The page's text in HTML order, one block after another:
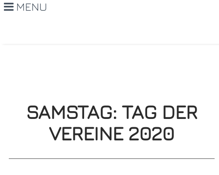
MENU
SAMSTAG: TAG DER
VEREINE 2020